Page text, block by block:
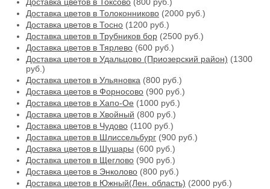
Доставка цветов в Толоконниково (2000 руб.)
Доставка цветов в Тосно (1200 руб.)
Доставка цветов в Трубников бор (2500 руб.)
Доставка цветов в Тярлево (600 руб.)
Доставка цветов в Удальцово (Приозерский район) (1300
руб.)
Доставка цветов в Ульяновка (800 руб.)
Доставка цветов в Форносово (900 руб.)
Доставка цветов в Хапо-Ое (1000 руб.)
Доставка цветов в Хвойный (800 руб.)
Доставка цветов в Чудово (1100 руб.)
Доставка цветов в Шлиссельбург (900 руб.)
Доставка цветов в Шушары (600 руб.)
Доставка цветов в Щеглово (900 руб.)
Доставка цветов в Энколово (800 руб.)
Доставка цветов в Южный(Лен. область) (2000 руб.)